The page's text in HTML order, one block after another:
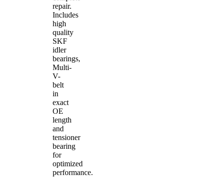
repair.
Includes
high
quality
SKF
idler
bearings,
Multi-
V-
belt
in
exact
OE
length
and
tensioner
bearing
for
optimized
performance.